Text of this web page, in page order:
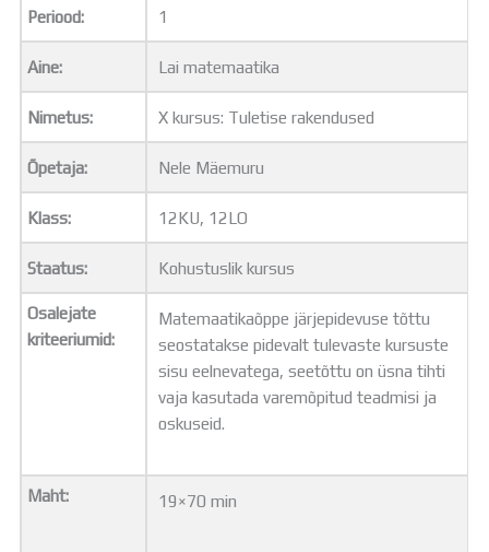
Koorilaul
ÕPPETÖÖ
Tunniplaan
Aastaplaan
Õppekava
Ainepassid
Huviringid
Õpilastööd (UPT)
Distantsõpe
Projektid
ÜLDINFO
Sisseastumine
Meie kool
Dokumendid
Uudised
Lapsevanemale
Virtuaaltuur
Periood: 1
Aine: Lai matemaatika
Nimetus: X kursus: Tuletise rakendused
Õpetaja: Nele Mäemuru
Klass: 12KU, 12LO
Staatus: Kohustuslik kursus
Osalejate
kriteeriumid:
Matemaatikaõppe järjepidevuse tõttu
seostatakse pidevalt tulevaste kursuste
sisu eelnevatega, seetõttu on üsna tihti
vaja kasutada varemõpitud teadmisi ja
oskuseid.
Maht: 19×70 min